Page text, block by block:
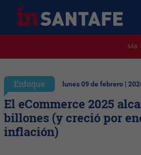
SÁB.
Enfoque lunes 09 de febrero |
El eCommerce 2025
billones (y creció por
inflación)